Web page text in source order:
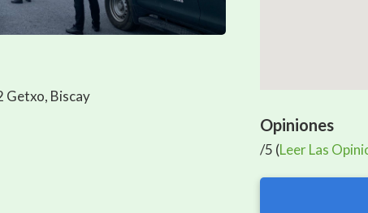
Getxo, Biscay
Opiniones
/5 (Leer Las